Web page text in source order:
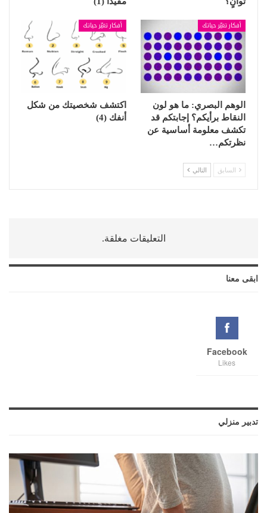
أفكار تغيّر حياتك
الوهم البصري: ما هو لون
النقاط برأيكم؟ إجابتكم قد
تكشف معلومة أساسية عن
نظرتكم…
أفكار تغيّر حياتك
اكتشف شخصيتك من شكل
أنفك (4)
السابق التالي
التعليقات مغلقة.
ابقى معنا
Facebook
Likes
تدبير منزلي